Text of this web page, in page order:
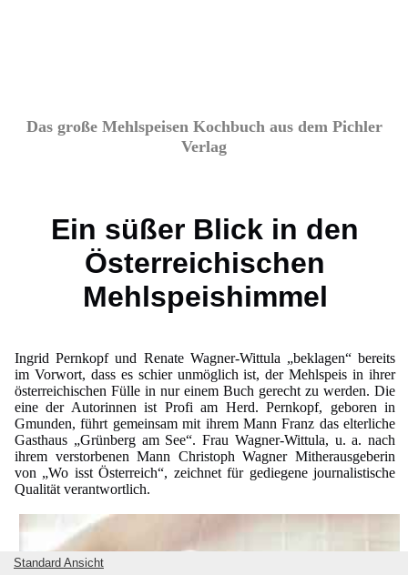
Das große Mehlspeisen Kochbuch aus dem Pichler
Verlag
Ein süßer Blick in den
Österreichischen
Mehlspeishimmel
Ingrid Pernkopf und Renate Wagner-Wittula „beklagen“ bereits
im Vorwort, dass es schier unmöglich ist, der Mehlspeis in ihrer
österreichischen Fülle in nur einem Buch gerecht zu werden. Die
eine der Autorinnen ist Profi am Herd. Pernkopf, geboren in
Gmunden, führt gemeinsam mit ihrem Mann Franz das elterliche
Gasthaus „Grünberg am See“. Frau Wagner-Wittula, u. a. nach
ihrem verstorbenen Mann Christoph Wagner Mitherausgeberin
von „Wo isst Österreich“, zeichnet für gediegene journalistische
Qualität verantwortlich.
Standard Ansicht